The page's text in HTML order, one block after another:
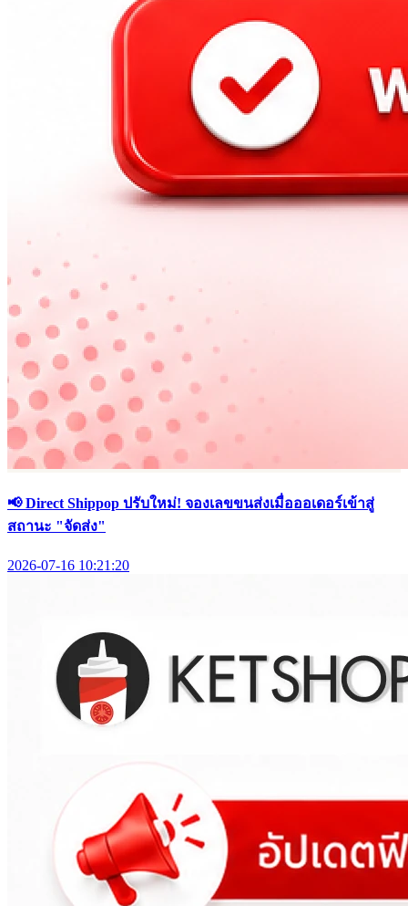
📢 Direct Shippop ปรับใหม่! จองเลขขนส่งเมื่อออเดอร์เข้าสู่
สถานะ "จัดส่ง"
2026-07-16 10:21:20